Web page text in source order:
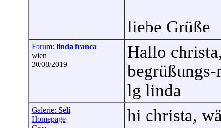
liebe Grüße
Forum: linda franca
wien
30/08/2019
Hallo
lg linda
Galerie: Seli
Homepage
hi christa,